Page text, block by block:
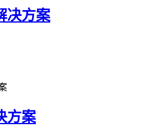
决方案
方案